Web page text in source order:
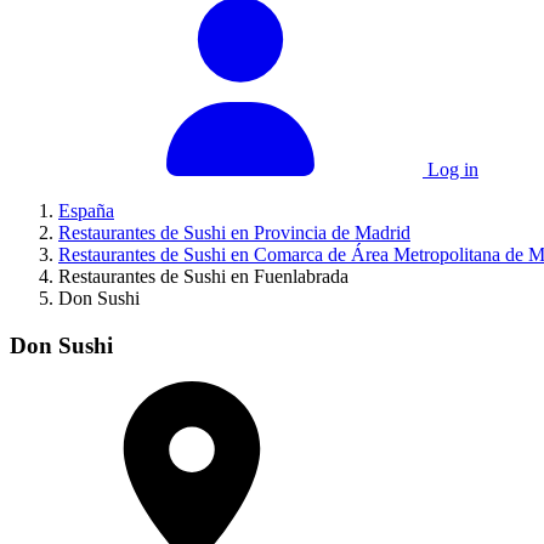
Log in
España
Restaurantes de Sushi en Provincia de Madrid
Restaurantes de Sushi en Comarca de Área Metropolitana de
Restaurantes de Sushi en Fuenlabrada
Don Sushi
Don Sushi